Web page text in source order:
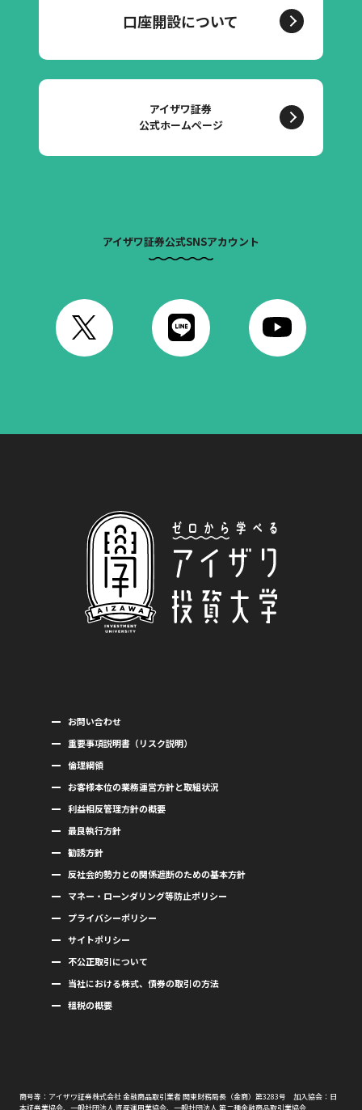
口座開設について
アイザワ証券
公式ホームページ
アイザワ証券公式SNSアカウント
お問い合わせ
重要事項説明書（リスク説明）
倫理綱領
お客様本位の業務運営方針と取組状況
利益相反管理方針の概要
最良執行方針
勧誘方針
反社会的勢力との関係遮断のための基本方針
マネー・ローンダリング等防止ポリシー
プライバシーポリシー
サイトポリシー
不公正取引について
当社における株式、債券の取引の方法
租税の概要
商号等：アイザワ証券株式会社 金融商品取引業者 関東財務局長（金商）第3283号 加入協会：日
本証券業協会、一般社団法人 資産運用業協会、一般社団法人 第二種金融商品取引業協会